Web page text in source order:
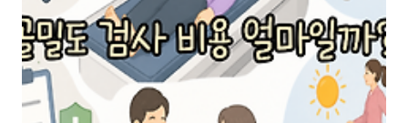
니다하지만 특정 상황에서는 칼륨이 너무 높아지는 것도 문제가 될 수 있
습니다모든 고혈압 약이 ..